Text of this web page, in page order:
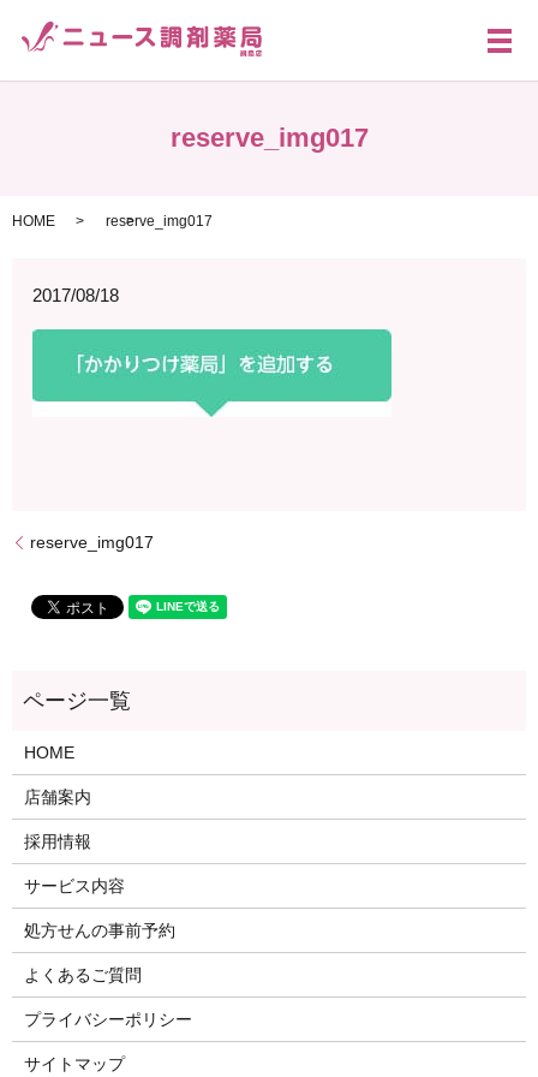
メ
reserve_img017
HOME reserve_img017
2017/08/18
reserve_img017
HOME
店舗案内
採用情報
サービス内容
処方せんの事前予約
よくあるご質問
プライバシーポリシー
サイトマップ